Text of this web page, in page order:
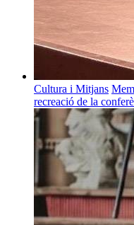
Cultura i Mitjans
recreació de la